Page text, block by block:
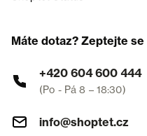
Máte dotaz? Zeptejte se
+420 604 600 444
(Po - Pá 8 – 18:30)
info@shoptet.cz